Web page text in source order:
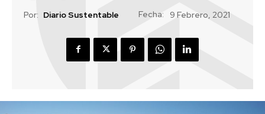
Por: Diario Sustentable Fecha: 9 Febrero, 2021